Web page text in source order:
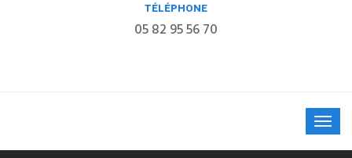
TÉLÉPHONE
05 82 95 56 70